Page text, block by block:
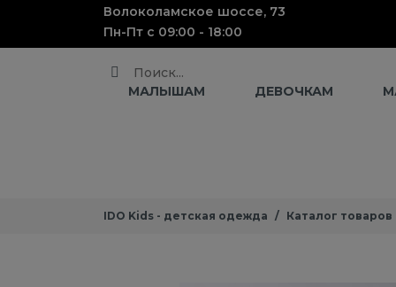
Волоколамское шоссе, 73
Пн-Пт с 09:00 - 18:00
Поиск
МАЛЫШАМ
ДЕВОЧКАМ
IDO Kids - детская одежда Каталог товаров